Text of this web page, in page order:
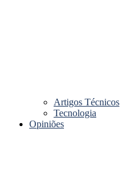
Artigos Técnicos
Tecnologia
Opiniões